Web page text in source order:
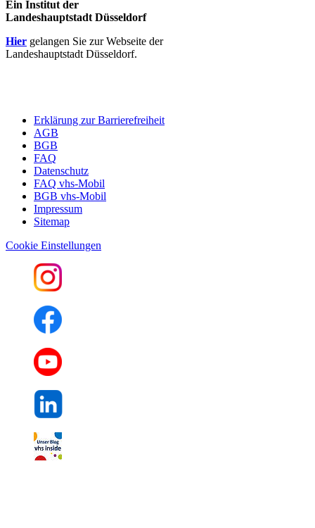
Ein Institut der
Landeshauptstadt Düsseldorf
Hier gelangen Sie zur Webseite der
Landeshauptstadt Düsseldorf.
Erklärung zur Barrierefreiheit
AGB
BGB
FAQ
Datenschutz
FAQ vhs-Mobil
BGB vhs-Mobil
Impressum
Sitemap
Cookie Einstellungen